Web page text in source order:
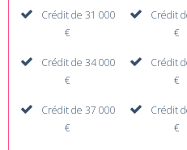
Crédit de 31 000
€
Crédit
€
Crédit de 34 000
€
Crédit
€
Crédit de 37 000
€
Crédit
€